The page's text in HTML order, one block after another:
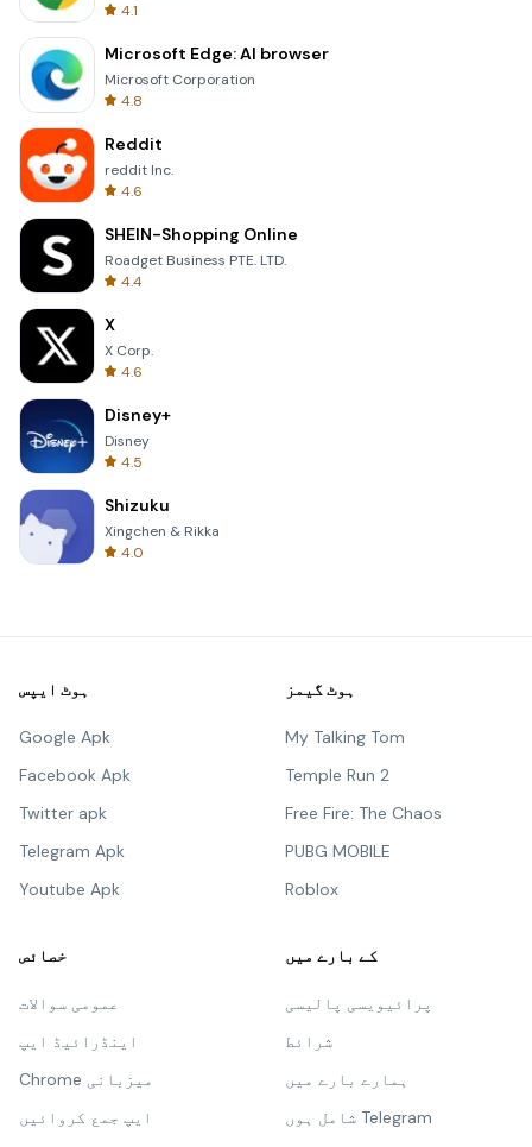
4.1
Microsoft Edge: AI browser
Microsoft Corporation
4.8
Reddit
reddit Inc.
4.6
SHEIN-Shopping Online
Roadget Business PTE. LTD.
4.4
X
X Corp.
4.6
Disney+
Disney
4.5
Shizuku
Xingchen & Rikka
4.0
ہوٹ ایپس
Google Apk
Facebook Apk
Twitter apk
Telegram Apk
Youtube Apk
ہوٹ گیمز
My Talking Tom
Temple Run 2
Free Fire: The Chaos
PUBG MOBILE
Roblox
خصائص
عمومی سوالات
اینڈرائیڈ ایپ
Chrome میزبانی
ایپ جمع کروائیں
کے بارے میں
پرائیویسی پالیسی
شرائط
ہمارے بارے میں
شامل ہوں Telegram